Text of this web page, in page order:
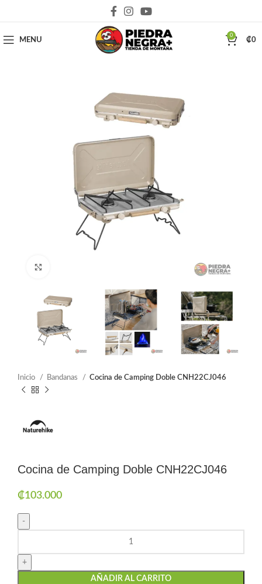
MENU
0
₡0
Inicio Bandanas Cocina de Camping Doble CNH22CJ046
Cocina de Camping Doble CNH22CJ046
₡103.000
AÑADIR AL CARRITO
Deja que la montaña sea parte de tu vida